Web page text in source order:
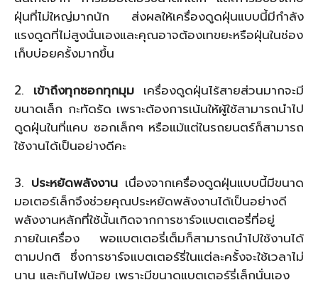
ฝุ่นที่ไม่ใหญ่มากนัก ส่งผลให้เครื่องดูดฝุ่นแบบนี้มีกำลัง
แรงดูดที่ไม่สูงนั่นเองและคุณอาจต้องเทขยะหรือฝุ่นในช่อง
เก็บบ่อยครั้งมากขึ้น
2. เข้าถึงทุกซอกทุกมุม เครื่องดูดฝุ่นไร้สายส่วนมากจะมี
ขนาดเล็ก กะทัดรัด เพราะต้องการเน้นให้ผู้ใช้สามารถนำไป
ดูดฝุ่นในที่แคบ ซอกเล็กๆ หรือแม้แต่ในรถยนตร์ก็สามารถ
ใช้งานได้เป็นอย่างดีคะ
3. ประหยัดพลังงาน เนื่องจากเครื่องดูดฝุ่นแบบนี้มีขนาด
มอเตอร์เล็กจึงช่วยคุณประหยัดพลังงานได้เป็นอย่างดี
พลังงานหลักที่ใช้นั้นเกิดจากการชาร์จแบตเตอรี่ที่อยู่
ภายในเครื่อง พอแบตเตอรี่เต็มก็สามารถนำไปใช้งานได้
ตามปกติ ซึ่งการชาร์จแบตเตอร์รี่ในแต่ละครั้งจะใช้เวลาไม่
นาน และกินไฟน้อย เพราะมีขนาดแบตเตอร์รี่เล็กนั่นเอง